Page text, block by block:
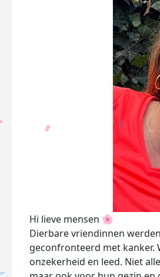
Hi lieve mensen 🌸
Dierbare vriendinnen
geconfronteerd met kanker.
onzekerheid en leed. Niet